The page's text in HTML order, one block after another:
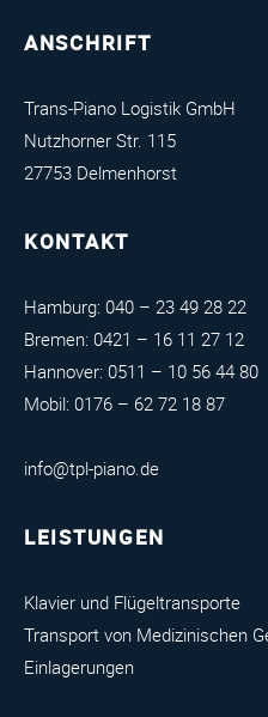
ANSCHRIFT
Trans-Piano Logistik GmbH
Nutzhorner Str. 115
27753 Delmenhorst
KONTAKT
Hamburg: 040 – 23 49 28 22
Bremen: 0421 – 16 11 27 12
Hannover: 0511 – 10 56 44 80
Mobil: 0176 – 62 72 18 87
info@tpl-piano.de
LEISTUNGEN
Klavier und Flügeltransporte
Transport von Medizinischen
Einlagerungen